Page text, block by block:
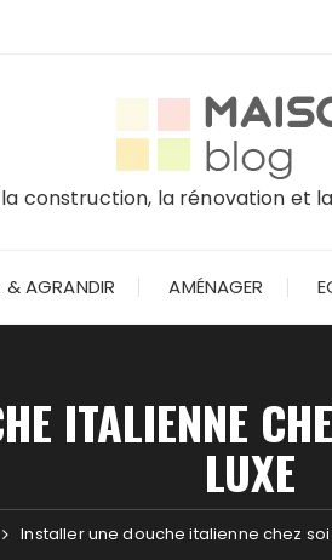
construction, la rénovation et
& AGRANDIR AMÉNAGER
ITALIENNE
LUXE
Installer une douche italienne chez